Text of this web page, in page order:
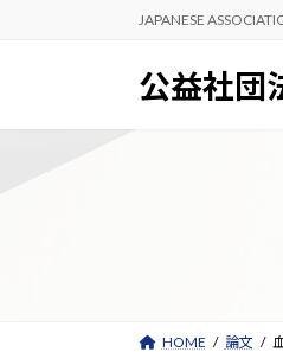
JAPANESE
公益社団
HOME 論文